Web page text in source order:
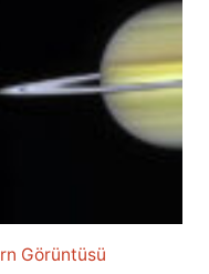
Görüntüsü